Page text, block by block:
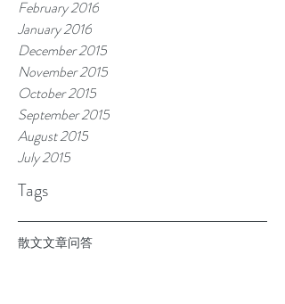
February 2016
January 2016
December 2015
November 2015
October 2015
September 2015
August 2015
July 2015
Tags
散文文章问答